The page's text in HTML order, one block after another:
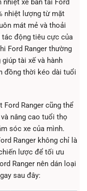
xe bán tải Ford
nhiệt lượng từ mặt
mát mẻ và thoải
động tiêu cực của
Ford Ranger thường
tài xế và hành
đồng thời kéo dài tuổi
Ford Ranger cũng thể
nâng cao tuổi thọ
sóc xe của mình.
Ranger không chỉ là
lược để tối ưu
Ranger nên dán loại
sau đây: